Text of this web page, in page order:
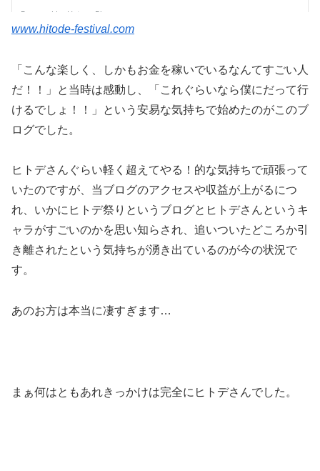
www.hitode-festival.com
「こんな楽しく、しかもお金を稼いでいるなんてすごい人
だ！！」と当時は感動し、「これぐらいなら僕にだって行
けるでしょ！！」という安易な気持ちで始めたのがこのブ
ログでした。
ヒトデさんぐらい軽く超えてやる！的な気持ちで頑張って
いたのですが、当ブログのアクセスや収益が上がるにつ
れ、いかにヒトデ祭りというブログとヒトデさんというキ
ャラがすごいのかを思い知らされ、追いついたどころか引
き離されたという気持ちが湧き出ているのが今の状況で
す。
あのお方は本当に凄すぎます…
まぁ何はともあれきっかけは完全にヒトデさんでした。